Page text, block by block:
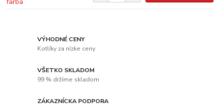
VÝHODNÉ CENY
Kotlíky za nízke ceny
VŠETKO SKLADOM
99 % držíme skladom
ZÁKAZNÍCKA PODPORA